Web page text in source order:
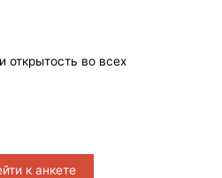
открытость во всех
к анкете